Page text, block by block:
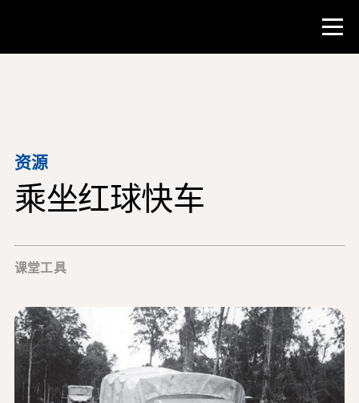
教师资源
课堂工具
研究所
为 NHD 学生提供建议
新闻与事件
资源
乘坐红球快车
课堂工具